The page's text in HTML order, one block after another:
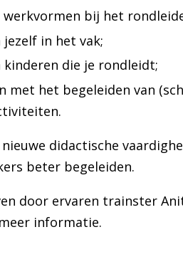
werkvormen bij het
in het vak;
die je rondleidt;
met het begeleiden van
didactische
beter begeleiden.
door ervaren trainster
informatie.